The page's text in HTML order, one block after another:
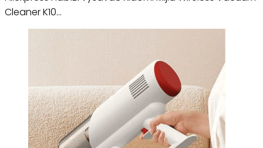
Cleaner K10…